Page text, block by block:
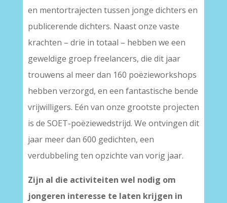
en mentortrajecten tussen jonge dichters en
publicerende dichters. Naast onze vaste
krachten – drie in totaal – hebben we een
geweldige groep freelancers, die dit jaar
trouwens al meer dan 160 poëzieworkshops
hebben verzorgd, en een fantastische bende
vrijwilligers. Eén van onze grootste projecten
is de SOET-poëziewedstrijd. We ontvingen dit
jaar meer dan 600 gedichten, een
verdubbeling ten opzichte van vorig jaar.
Zijn al die activiteiten wel nodig om
jongeren interesse te laten krijgen in